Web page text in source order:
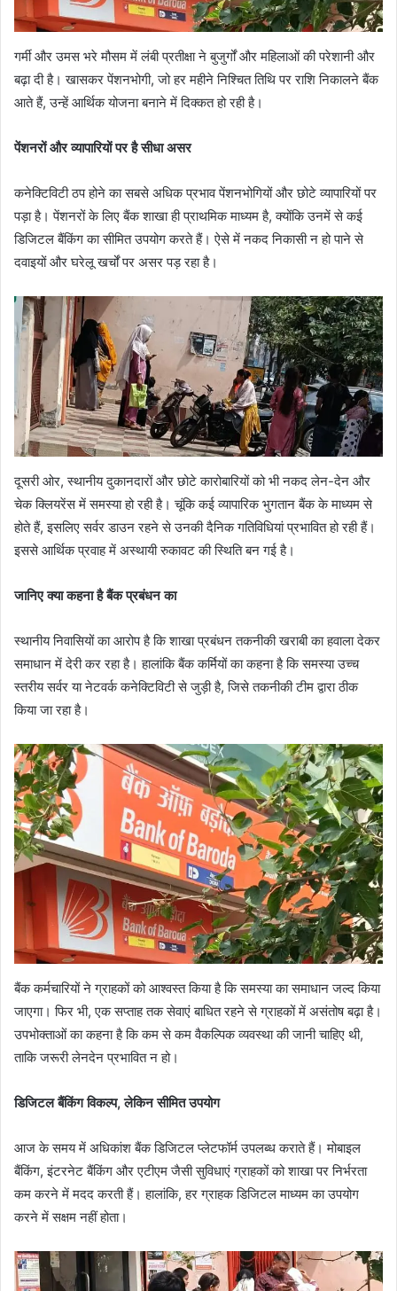
गर्मी और उमस भरे मौसम में लंबी प्रतीक्षा ने बुजुर्गों और महिलाओं की परेशानी और
बढ़ा दी है। खासकर पेंशनभोगी, जो हर महीने निश्चित तिथि पर राशि निकालने बैंक
आते हैं, उन्हें आर्थिक योजना बनाने में दिक्कत हो रही है।
पेंशनरों और व्यापारियों पर है सीधा असर
कनेक्टिविटी ठप होने का सबसे अधिक प्रभाव पेंशनभोगियों और छोटे व्यापारियों पर
पड़ा है। पेंशनरों के लिए बैंक शाखा ही प्राथमिक माध्यम है, क्योंकि उनमें से कई
डिजिटल बैंकिंग का सीमित उपयोग करते हैं। ऐसे में नकद निकासी न हो पाने से
दवाइयों और घरेलू खर्चों पर असर पड़ रहा है।
दूसरी ओर, स्थानीय दुकानदारों और छोटे कारोबारियों को भी नकद लेन-देन और
चेक क्लियरेंस में समस्या हो रही है। चूंकि कई व्यापारिक भुगतान बैंक के माध्यम से
होते हैं, इसलिए सर्वर डाउन रहने से उनकी दैनिक गतिविधियां प्रभावित हो रही हैं।
इससे आर्थिक प्रवाह में अस्थायी रुकावट की स्थिति बन गई है।
जानिए क्या कहना है बैंक प्रबंधन का
स्थानीय निवासियों का आरोप है कि शाखा प्रबंधन तकनीकी खराबी का हवाला देकर
समाधान में देरी कर रहा है। हालांकि बैंक कर्मियों का कहना है कि समस्या उच्च
स्तरीय सर्वर या नेटवर्क कनेक्टिविटी से जुड़ी है, जिसे तकनीकी टीम द्वारा ठीक
किया जा रहा है।
बैंक कर्मचारियों ने ग्राहकों को आश्वस्त किया है कि समस्या का समाधान जल्द किया
जाएगा। फिर भी, एक सप्ताह तक सेवाएं बाधित रहने से ग्राहकों में असंतोष बढ़ा है।
उपभोक्ताओं का कहना है कि कम से कम वैकल्पिक व्यवस्था की जानी चाहिए थी,
ताकि जरूरी लेनदेन प्रभावित न हो।
डिजिटल बैंकिंग विकल्प, लेकिन सीमित उपयोग
आज के समय में अधिकांश बैंक डिजिटल प्लेटफॉर्म उपलब्ध कराते हैं। मोबाइल
बैंकिंग, इंटरनेट बैंकिंग और एटीएम जैसी सुविधाएं ग्राहकों को शाखा पर निर्भरता
कम करने में मदद करती हैं। हालांकि, हर ग्राहक डिजिटल माध्यम का उपयोग
करने में सक्षम नहीं होता।